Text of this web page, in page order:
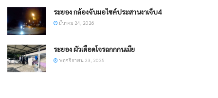
​ระยอง กล้องจับมอไซค์ประสานงาเจ็บ4
มีนาคม 24, 2026
ระยอง ผัวเดือดโจรฉกกกนเมีย
พฤศจิกายน 23, 2025